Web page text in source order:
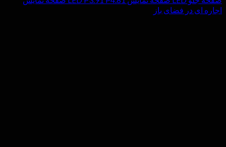
اجاره ای در فضای باز